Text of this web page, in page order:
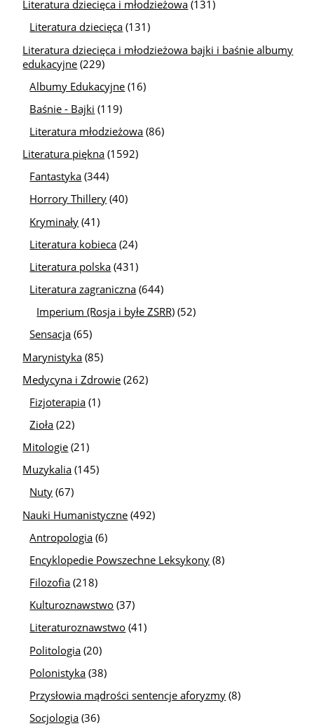
Literatura dziecięca i młodzieżowa (131)
Literatura dziecięca (131)
Literatura dziecięca i młodzieżowa bajki i baśnie albumy
edukacyjne (229)
Albumy Edukacyjne (16)
Baśnie - Bajki (119)
Literatura młodzieżowa (86)
Literatura piękna (1592)
Fantastyka (344)
Horrory Thillery (40)
Kryminały (41)
Literatura kobieca (24)
Literatura polska (431)
Literatura zagraniczna (644)
Imperium (Rosja i byłe ZSRR) (52)
Sensacja (65)
Marynistyka (85)
Medycyna i Zdrowie (262)
Fizjoterapia (1)
Zioła (22)
Mitologie (21)
Muzykalia (145)
Nuty (67)
Nauki Humanistyczne (492)
Antropologia (6)
Encyklopedie Powszechne Leksykony (8)
Filozofia (218)
Kulturoznawstwo (37)
Literaturoznawstwo (41)
Politologia (20)
Polonistyka (38)
Przysłowia mądrości sentencje aforyzmy (8)
Socjologia (36)